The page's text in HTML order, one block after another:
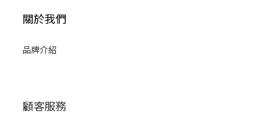
關於我們
品牌介紹
顧客服務